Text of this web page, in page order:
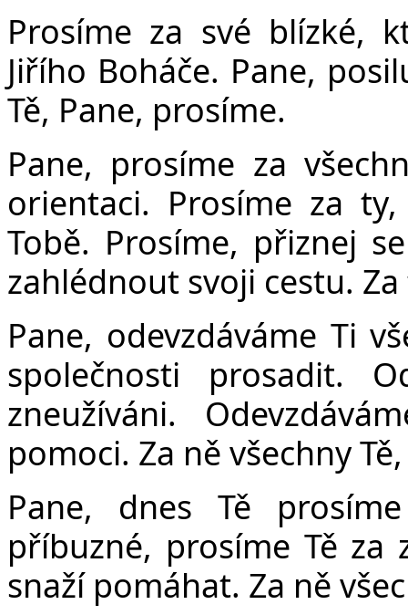
Prosíme za své blízké,
Jiřího Boháče. Pane,
Tě, Pane, prosíme.
Pane, prosíme za
orientaci. Prosíme za
Tobě. Prosíme, přiznej
zahlédnout svoji cestu.
Pane, odevzdáváme Ti
společnosti prosadit.
zneužíváni.
pomoci. Za ně všechny
Pane, dnes Tě
příbuzné, prosíme Tě za
snaží pomáhat. Za ně